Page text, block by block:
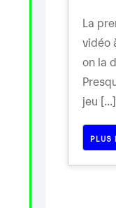
La
vidéo
on la
jeu [...]
PLUS